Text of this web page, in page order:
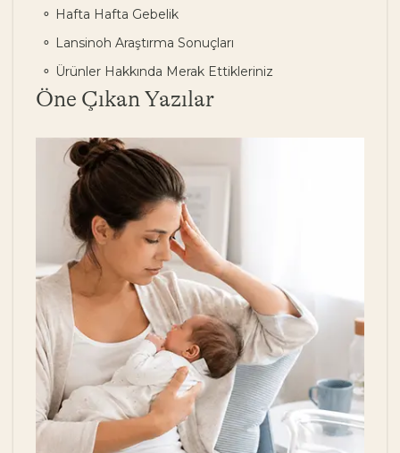
Hafta Hafta Gebelik
Lansinoh Araştırma Sonuçları
Ürünler Hakkında Merak Ettikleriniz
Öne Çıkan Yazılar